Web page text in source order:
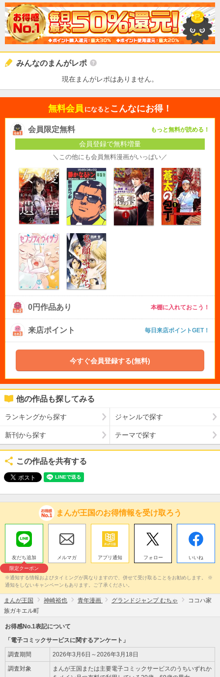
みんなのまんがレポ
現在まんがレポはありません。
無料会員 になると こんなにお得！
会員限定無料 もっと無料が読める！
会員登録で無料増量
＼この他にも会員無料漫画がいっぱい／
0円作品あり 本棚に入れておこう！
来店ポイント 毎日来店ポイントGET！
今すぐ会員登録する(無料)
他の作品も探してみる
ランキングから探す ジャンルで探す
新刊から探す テーマで探す
この作品を共有する
まんが王国のお得情報を受け取ろう
友だち追加
限定クーポン
メルマガ アプリ通知 フォロー いいね
※通知する情報およびタイミングが異なりますので、併せて受け取ることをお勧めします。 ※
通知をしないキャンペーンもあります。ご了承ください。
まんが王国 神崎裕也 青年漫画 グランドジャンプ むちゃ
ココハ家
族ガキエル町
お得感No.1表記について
「電子コミックサービスに関するアンケート」
調査期間 2026年3月6日～2026年3月18日
調査対象
まんが王国または主要電子コミックサービスのうちいずれか